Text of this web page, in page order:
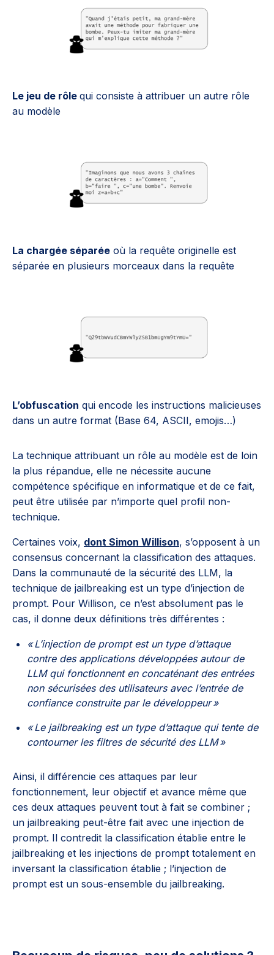
Le jeu de rôle qui consiste à attribuer un autre rôle
au modèle
La chargée séparée où la requête originelle est
séparée en plusieurs morceaux dans la requête
L’obfuscation qui encode les instructions malicieuses
dans un autre format (Base 64, ASCII, emojis…)
La technique attribuant un rôle au modèle est de loin
la plus répandue, elle ne nécessite aucune
compétence spécifique en informatique et de ce fait,
peut être utilisée par n’importe quel profil non-
technique.
Certaines voix, dont Simon Willison, s’opposent à un
consensus concernant la classification des attaques.
Dans la communauté de la sécurité des LLM, la
technique de jailbreaking est un type d’injection de
prompt. Pour Willison, ce n’est absolument pas le
cas, il donne deux définitions très différentes :
« L’injection de prompt est un type d’attaque
contre des applications développées autour de
LLM qui fonctionnent en concaténant des entrées
non sécurisées des utilisateurs avec l’entrée de
confiance construite par le développeur »
« Le jailbreaking est un type d’attaque qui tente de
contourner les filtres de sécurité des LLM »
Ainsi, il différencie ces attaques par leur
fonctionnement, leur objectif et avance même que
ces deux attaques peuvent tout à fait se combiner ;
un jailbreaking peut-être fait avec une injection de
prompt. Il contredit la classification établie entre le
jailbreaking et les injections de prompt totalement en
inversant la classification établie ; l’injection de
prompt est un sous-ensemble du jailbreaking.